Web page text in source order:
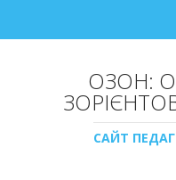
ОЗОН:
САЙТ